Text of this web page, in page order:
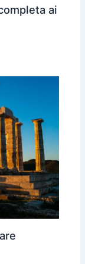
ai